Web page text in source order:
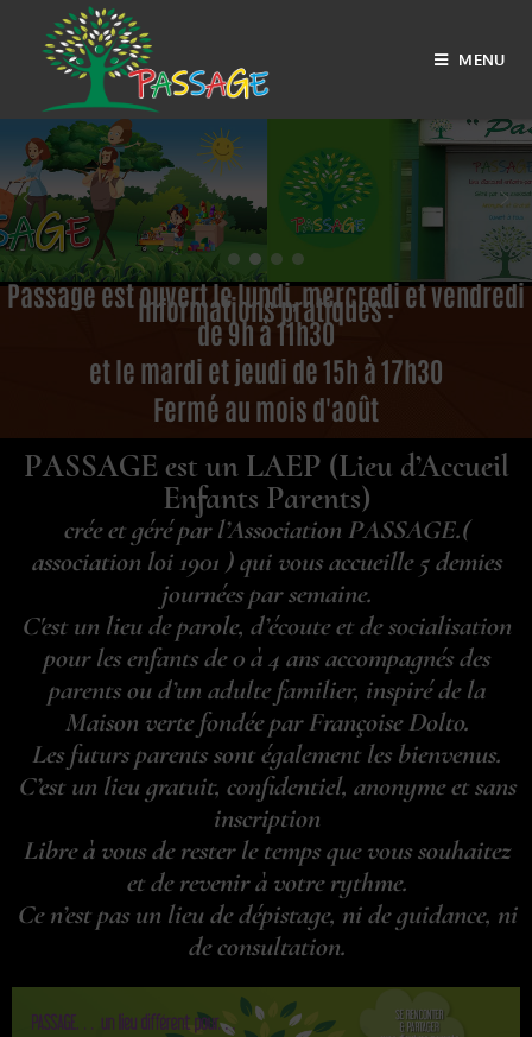
MENU
Informations pratiques :
Passage est ouvert le lundi, mercredi et vendredi
de 9h à 11h30
et le mardi et jeudi de 15h à 17h30
Fermé au mois d'août
PASSAGE est un LAEP (Lieu d’Accueil
Enfants Parents)
crée et géré par l’Association PASSAGE.(
association loi 1901 ) qui vous accueille 5 demies
journées par semaine.
C'est un lieu de parole, d’écoute et de socialisation
pour les enfants de 0 à 4 ans accompagnés des
parents ou d’un adulte familier, inspiré de la
Maison verte fondée par Françoise Dolto.
Les futurs parents sont également les bienvenus.
C’est un lieu gratuit, confidentiel, anonyme et sans
inscription
Libre à vous de rester le temps que vous souhaitez
et de revenir à votre rythme.
Ce n’est pas un lieu de dépistage, ni de guidance, ni
de consultation.